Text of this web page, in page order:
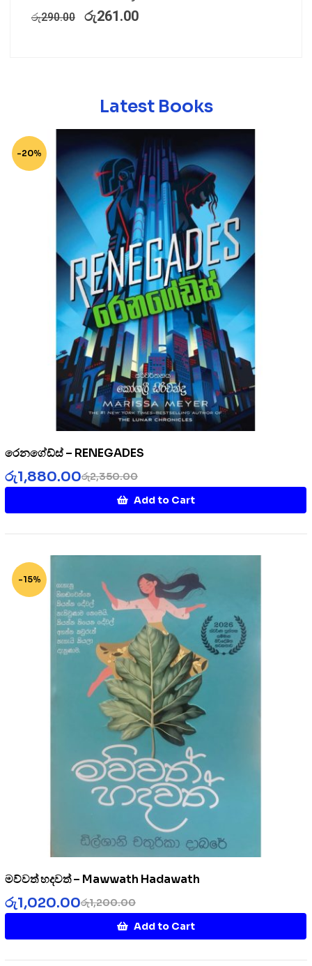
රු290.00 රු261.00
Latest Books
-20%
රෙනගේඩ්ස් – RENEGADES
රු2,350.00
රු1,880.00
Add to Cart
-15%
මව්වත් හදවත් – Mawwath Hadawath
රු1,200.00
රු1,020.00
Add to Cart